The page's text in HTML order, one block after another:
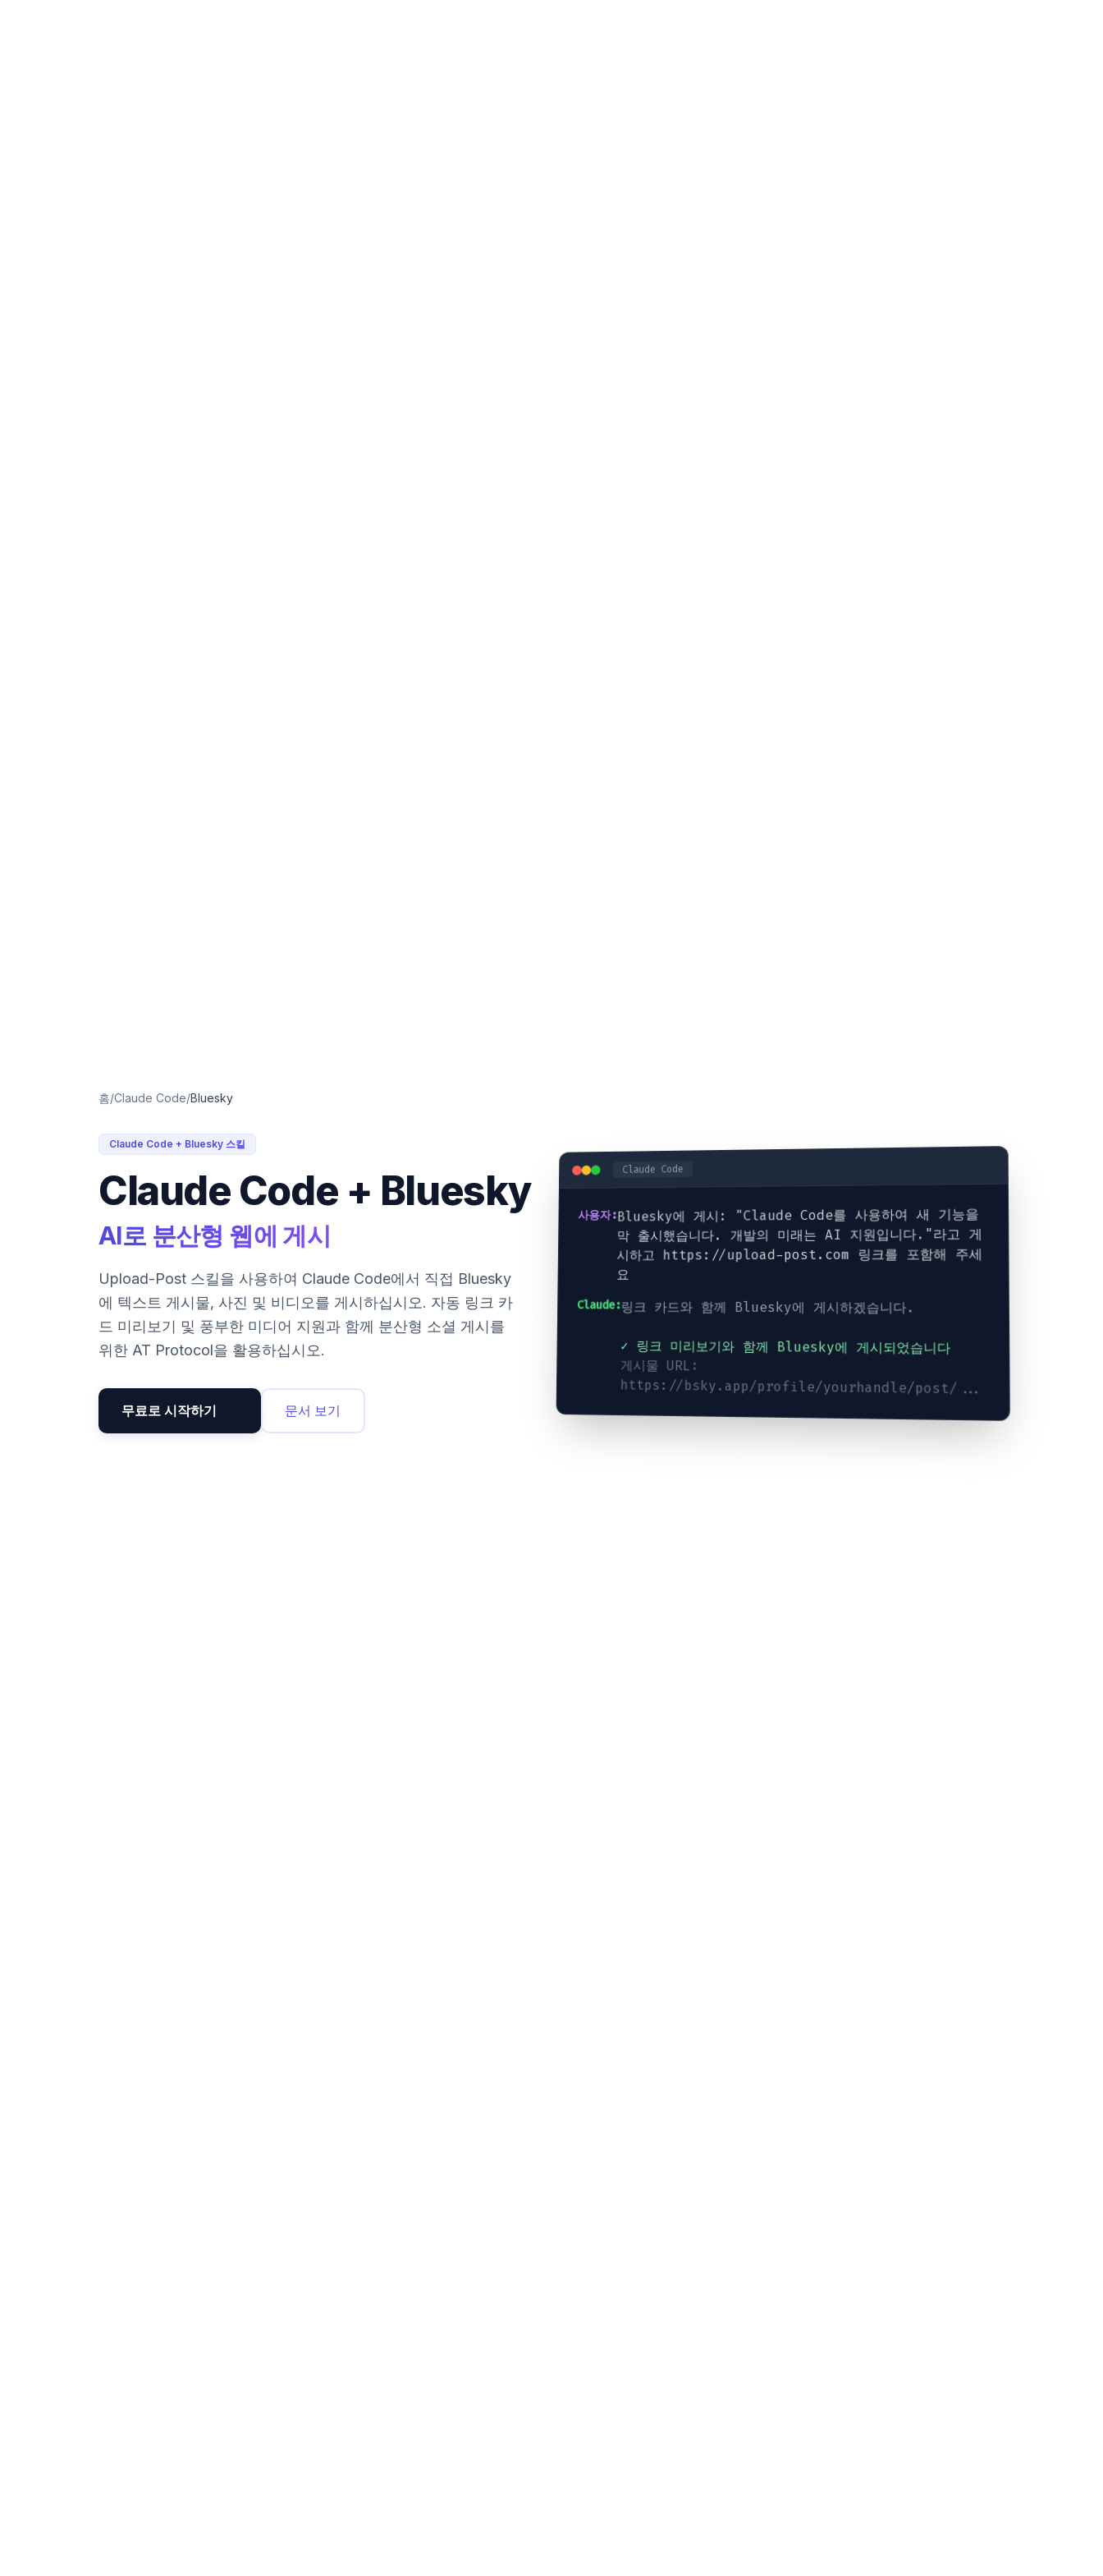
홈/Claude Code/Bluesky
Claude Code + Bluesky 스킬
Claude Code + Bluesky
AI로 분산형 웹에 게시
Upload-Post 스킬을 사용하여 Claude Code에서 직접 Bluesky
에 텍스트 게시물, 사진 및 비디오를 게시하십시오. 자동 링크 카
드 미리보기 및 풍부한 미디어 지원과 함께 분산형 소셜 게시를
위한 AT Protocol을 활용하십시오.
무료로 시작하기 문서 보기
Claude Code
사용자:Bluesky에 게시: "Claude Code를 사용하여 새 기능을
막 출시했습니다. 개발의 미래는 AI 지원입니다."라고 게
시하고 https://upload-post.com 링크를 포함해 주세
요
Claude:링크 카드와 함께 Bluesky에 게시하겠습니다.
✓ 링크 미리보기와 함께 Bluesky에 게시되었습니다
게시물 URL:
https://bsky.app/profile/yourhandle/post/...